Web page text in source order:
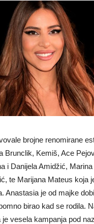
brojne renomirane
Brunclik, Kemiš, Ace
i Danijela Amidžić,
te Marijana Mateus koja
Anastasia je od majke
birao kad se rodila.
vesela kampanja pod